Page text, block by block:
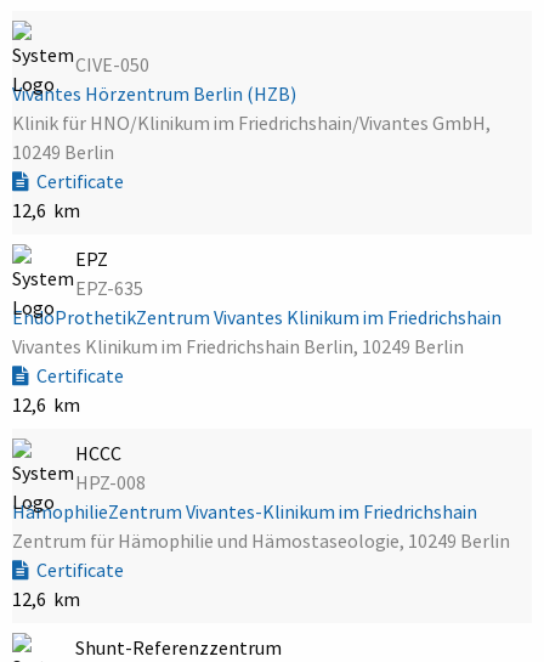
CIVE-050
Vivantes Hörzentrum Berlin (HZB)
Klinik für HNO/Klinikum im Friedrichshain/Vivantes GmbH,
10249 Berlin
Certificate
12,6 km
EPZ
EPZ-635
EndoProthetikZentrum Vivantes Klinikum im Friedrichshain
Vivantes Klinikum im Friedrichshain Berlin, 10249 Berlin
Certificate
12,6 km
HCCC
HPZ-008
HämophilieZentrum Vivantes-Klinikum im Friedrichshain
Zentrum für Hämophilie und Hämostaseologie, 10249 Berlin
Certificate
12,6 km
Shunt-Referenzzentrum